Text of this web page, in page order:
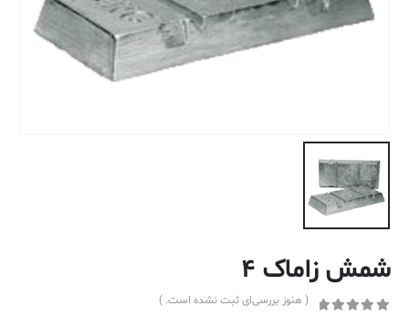
شمش زاماک ۴
( هنوز بررسی‌ای ثبت نشده است. )